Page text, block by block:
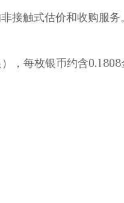
接触式估价和收购服务。
，每枚银币约含0.1808